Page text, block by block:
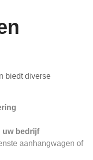
biedt diverse
uw bedrijf
aanhangwagen of